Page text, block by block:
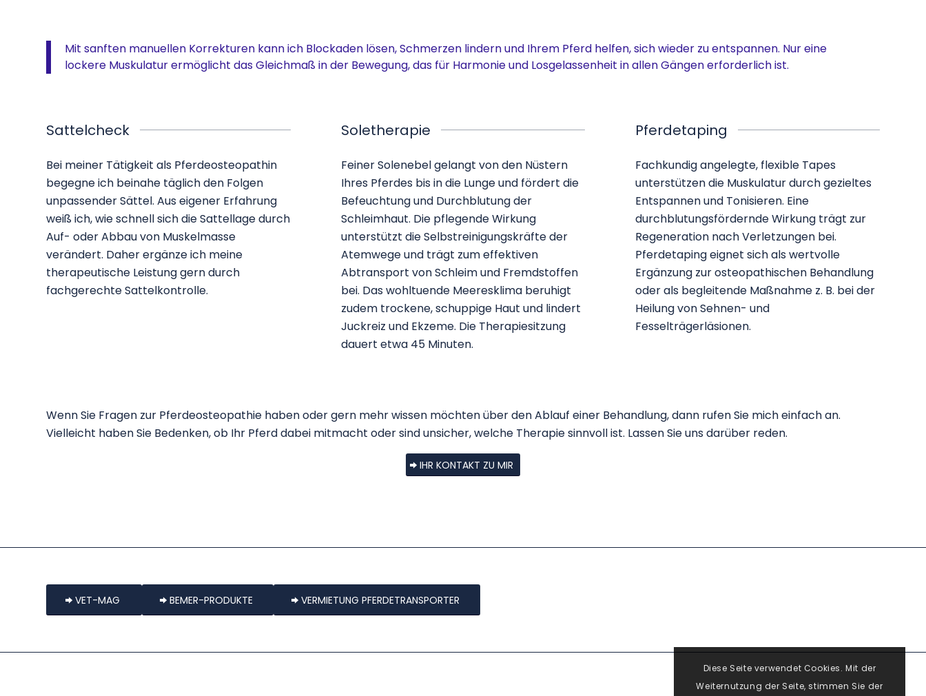
Mit sanften manuellen Korrekturen kann ich Blockaden lösen, Schmerzen lindern und Ihrem Pferd helfen, sich wieder zu entspannen. Nur eine
lockere Muskulatur ermöglicht das Gleichmaß in der Bewegung, das für Harmonie und Losgelassenheit in allen Gängen erforderlich ist.
Sattelcheck
Bei meiner Tätigkeit als Pferdeosteopathin
begegne ich beinahe täglich den Folgen
unpassender Sättel. Aus eigener Erfahrung
weiß ich, wie schnell sich die Sattellage durch
Auf- oder Abbau von Muskelmasse
verändert. Daher ergänze ich meine
therapeutische Leistung gern durch
fachgerechte Sattelkontrolle.
Soletherapie
Feiner Solenebel gelangt von den Nüstern
Ihres Pferdes bis in die Lunge und fördert die
Befeuchtung und Durchblutung der
Schleimhaut. Die pflegende Wirkung
unterstützt die Selbstreinigungskräfte der
Atemwege und trägt zum effektiven
Abtransport von Schleim und Fremdstoffen
bei. Das wohltuende Meeresklima beruhigt
zudem trockene, schuppige Haut und lindert
Juckreiz und Ekzeme. Die Therapiesitzung
dauert etwa 45 Minuten.
Pferdetaping
Fachkundig angelegte, flexible Tapes
unterstützen die Muskulatur durch gezieltes
Entspannen und Tonisieren. Eine
durchblutungsfördernde Wirkung trägt zur
Regeneration nach Verletzungen bei.
Pferdetaping eignet sich als wertvolle
Ergänzung zur osteopathischen Behandlung
oder als begleitende Maßnahme z. B. bei der
Heilung von Sehnen- und
Fesselträgerläsionen.
Wenn Sie Fragen zur Pferdeosteopathie haben oder gern mehr wissen möchten über den Ablauf einer Behandlung, dann rufen Sie mich einfach an.
Vielleicht haben Sie Bedenken, ob Ihr Pferd dabei mitmacht oder sind unsicher, welche Therapie sinnvoll ist. Lassen Sie uns darüber reden.
IHR KONTAKT ZU MIR
VET-MAG BEMER-PRODUKTE VERMIETUNG PFERDETRANSPORTER
Diese Seite verwendet Cookies. Mit der
Weiternutzung der Seite, stimmen Sie der